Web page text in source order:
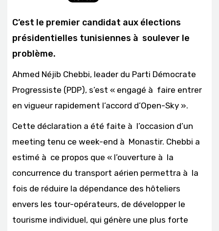
C’est le premier candidat aux élections
présidentielles tunisiennes à soulever le
problème.
Ahmed Néjib Chebbi, leader du Parti Démocrate
Progressiste (PDP), s’est « engagé à faire entrer
en vigueur rapidement l’accord d’Open-Sky ».
Cette déclaration a été faite à l’occasion d’un
meeting tenu ce week-end à Monastir. Chebbi a
estimé à ce propos que « l’ouverture à la
concurrence du transport aérien permettra à la
fois de réduire la dépendance des hôteliers
envers les tour-opérateurs, de développer le
tourisme individuel, qui génère une plus forte